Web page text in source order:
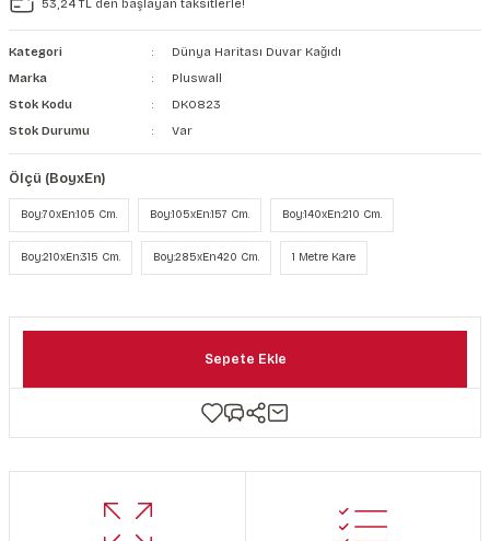
53,24 TL den başlayan taksitlerle!
Kategori
Dünya Haritası Duvar Kağıdı
Marka
Pluswall
Stok Kodu
DK0823
Stok Durumu
Var
Ölçü (BoyxEn)
Boy:70xEn:105 Cm. Boy:105xEn:157 Cm. Boy:140xEn:210 Cm.
Boy:210xEn:315 Cm. Boy:285xEn420 Cm. 1 Metre Kare
Sepete Ekle